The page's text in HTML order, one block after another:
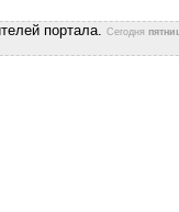
портала. Сегодня